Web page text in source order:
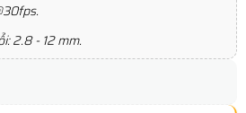
2.8 - 12 mm.